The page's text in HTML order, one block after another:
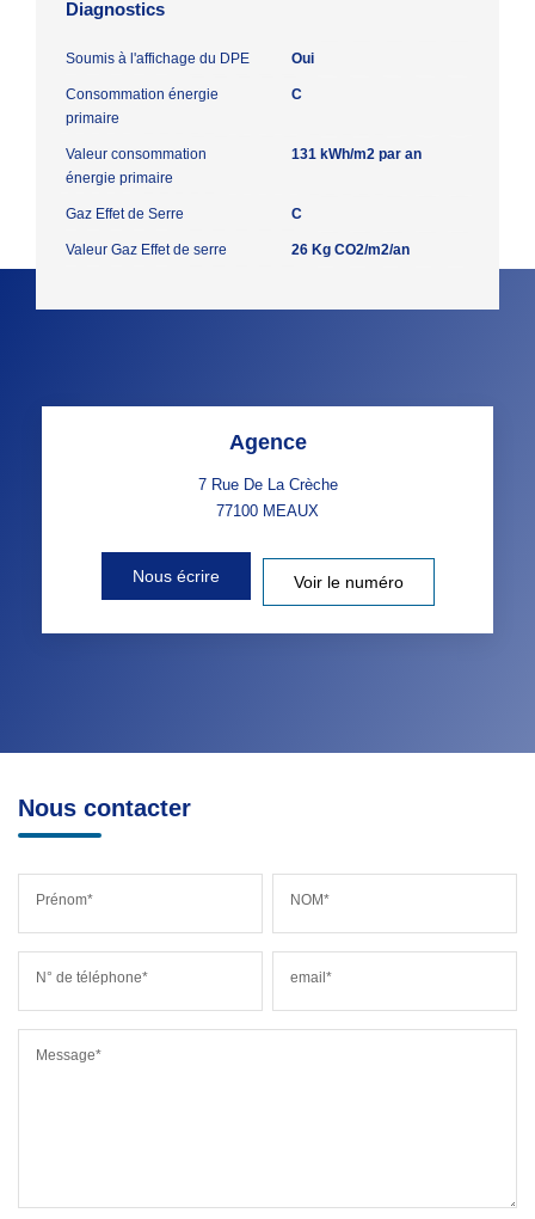
Diagnostics
Soumis à l'affichage du DPE Oui
Consommation énergie
primaire
C
Valeur consommation
énergie primaire
131 kWh/m2 par an
Gaz Effet de Serre C
Valeur Gaz Effet de serre 26 Kg CO2/m2/an
Agence
7 Rue De La Crèche
77100 MEAUX
Nous écrire Voir le numéro
Nous contacter
Prénom* NOM*
N° de téléphone* email*
Message*